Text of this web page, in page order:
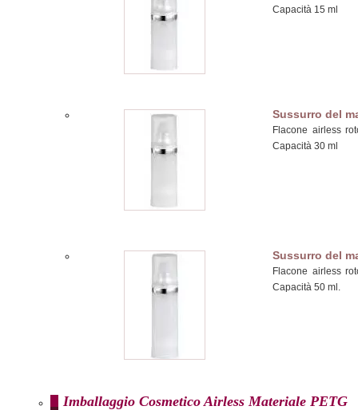
Capacità 15 ml
Sussurro del
Flacone airless
Capacità 30 ml
Sussurro del
Flacone airless
Capacità 50 ml.
Imballaggio Cosmetico Airless Materiale PETG